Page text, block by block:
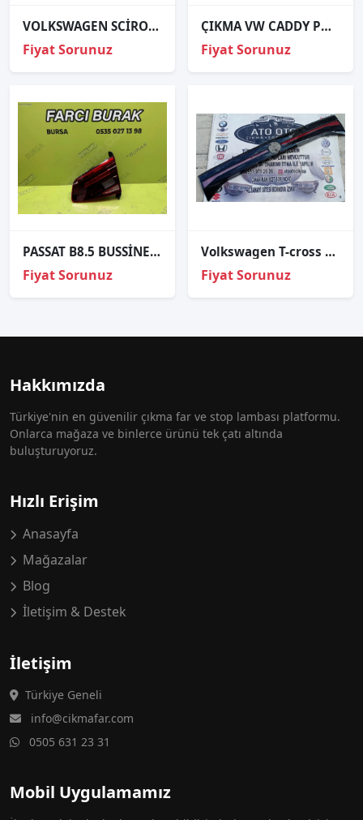
VOLKSWAGEN SCİROCCO ORJİNAL ÇIKMA SOL SİS FARI
Fiyat Sorunuz
ÇIKMA VW CADDY POLO GOLF A3 A4 FAR AYAR MOTORU
Fiyat Sorunuz
PASSAT B8.5 BUSSİNES SAĞ İÇ STOP ORJİNAL HATASIZ 2019-2023
Fiyat Sorunuz
Volkswagen T-cross Bagaj Stop Lambası 2gm827577 Çıkma
Fiyat Sorunuz
Hakkımızda
Türkiye'nin en güvenilir çıkma far ve stop lambası platformu.
Onlarca mağaza ve binlerce ürünü tek çatı altında
buluşturuyoruz.
Hızlı Erişim
Anasayfa
Mağazalar
Blog
İletişim & Destek
İletişim
Türkiye Geneli
info@cikmafar.com
0505 631 23 31
Mobil Uygulamamız